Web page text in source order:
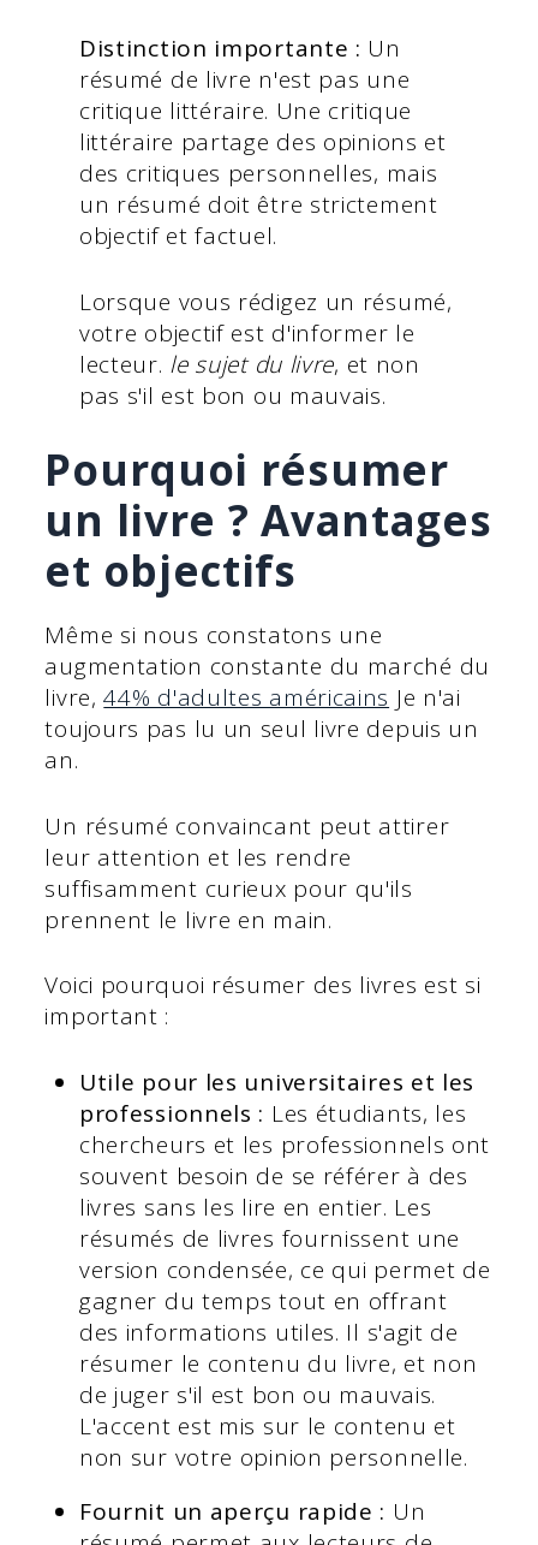
Distinction importante : Un
résumé de livre n'est pas une
critique littéraire. Une critique
littéraire partage des opinions et
des critiques personnelles, mais
un résumé doit être strictement
objectif et factuel.
Lorsque vous rédigez un résumé,
votre objectif est d'informer le
lecteur. le sujet du livre, et non
pas s'il est bon ou mauvais.
Pourquoi résumer
un livre ? Avantages
et objectifs
Même si nous constatons une
augmentation constante du marché du
livre,44% d'adultes américains Je n'ai
toujours pas lu un seul livre depuis un
an.
Un résumé convaincant peut attirer
leur attention et les rendre
suffisamment curieux pour qu'ils
prennent le livre en main.
Voici pourquoi résumer des livres est si
important :
Utile pour les universitaires et les
professionnels : Les étudiants, les
chercheurs et les professionnels ont
souvent besoin de se référer à des
livres sans les lire en entier. Les
résumés de livres fournissent une
version condensée, ce qui permet de
gagner du temps tout en offrant
des informations utiles. Il s'agit de
résumer le contenu du livre, et non
de juger s'il est bon ou mauvais.
L'accent est mis sur le contenu et
non sur votre opinion personnelle.
Fournit un aperçu rapide : Un